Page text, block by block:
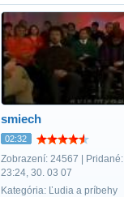
smiech
02:32
Zobrazení: 24567 | Pridané:
23:24, 30. 03 07
Kategória: Ľudia a príbehy